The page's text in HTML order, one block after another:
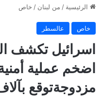
الرئيسية / من لبنان / خاص
خاص عالسطر
اسرائيل تكشف
اضخم عملية
مزدوجةتوقع